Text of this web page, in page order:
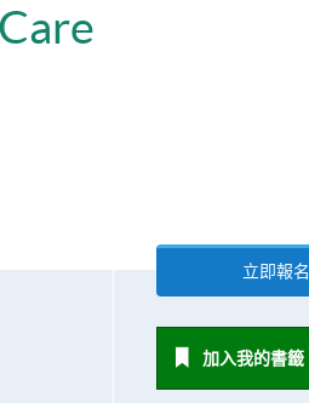
立即報名
加入我的書籤